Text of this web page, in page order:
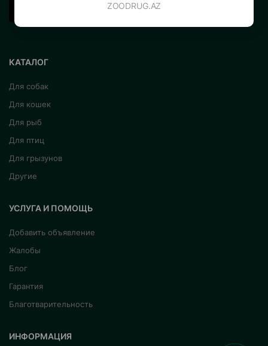
ZOODRUG.AZ
КАТАЛОГ
Для собак
Для кошек
Для рыб
Для птиц
Для грызунов
Другие
УСЛУГА И ПОМОЩЬ
Добавить объявление
Жалобы
Блог
Гарантия
Благотварительность
ИНФОРМАЦИЯ